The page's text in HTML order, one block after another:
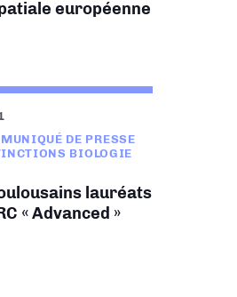
européenne
DE PRESSE
BIOLOGIE
lauréats
« Advanced »